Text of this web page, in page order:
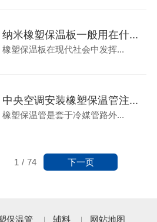
纳米橡塑保温板一般用在什...
橡塑保温板在现代社会中发挥...
中央空调安装橡塑保温管注...
橡塑保温管是套于冷媒管路外...
1 / 74 下一页
保温管 辅料 网站地图